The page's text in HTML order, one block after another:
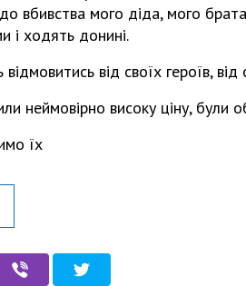
вбивства мого діда, мого
і ходять донині.
від своїх героїв,
неймовірно високу ціну, були
їх